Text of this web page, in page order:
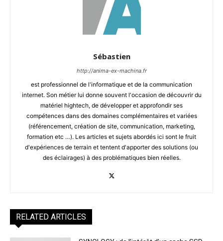
Sébastien
http://anima-ex-machina.fr
est professionnel de l'informatique et de la communication
internet. Son métier lui donne souvent l'occasion de découvrir du
matériel hightech, de développer et approfondir ses
compétences dans des domaines complémentaires et variées
(référencement, création de site, communication, marketing,
formation etc …). Les articles et sujets abordés ici sont le fruit
d'expériences de terrain et tentent d'apporter des solutions (ou
des éclairages) à des problématiques bien réelles.
RELATED ARTICLES